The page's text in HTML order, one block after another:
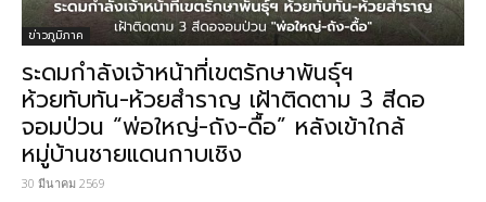
ข่าวภูมิภาค
ระดมกำลังเจ้าหน้าที่เขตรักษาพันธุ์ฯ
ห้วยทับทัน-ห้วยสำราญ เฝ้าติดตาม 3 สีดอ
จอมป่วน “พ่อใหญ่-ถัง-ดื้อ” หลังเข้าใกล้
หมู่บ้านชายแดนกาบเชิง
30 มีนาคม 2569